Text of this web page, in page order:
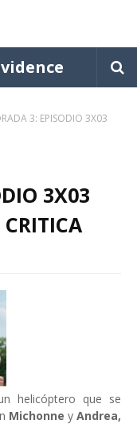
3: EPISODIO 3X03
3X03
helicóptero que se
Michonne yAndrea,